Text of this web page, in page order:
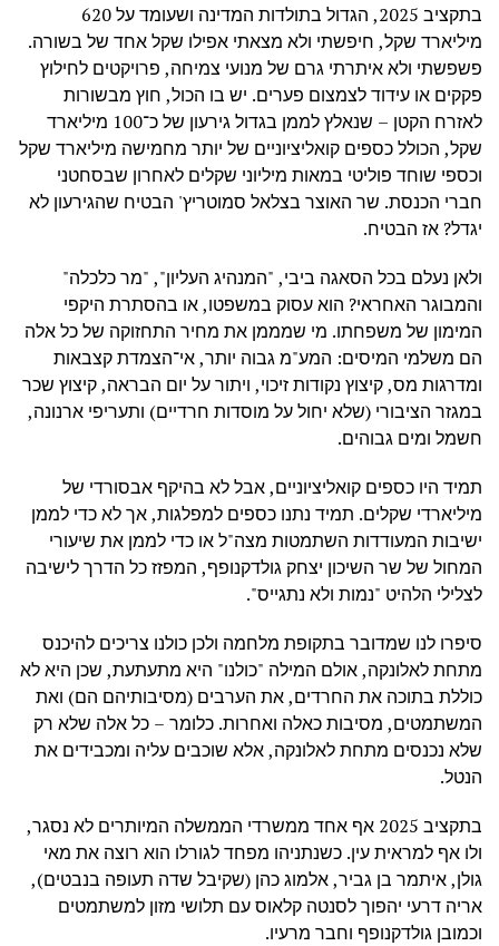
בתקציב 2025, הגדול בתולדות המדינה ושעומד על 620
מיליארד שקל, חיפשתי ולא מצאתי אפילו שקל אחד של בשורה.
פשפשתי ולא איתרתי גרם של מנועי צמיחה, פרויקטים לחילוץ
פקקים או עידוד לצמצום פערים. יש בו הכול, חוץ מבשורות
לאזרח הקטן – שנאלץ לממן בגדול גירעון של כ־100 מיליארד
שקל, הכולל כספים קואליציוניים של יותר מחמישה מיליארד שקל
וכספי שוחד פוליטי במאות מיליוני שקלים לאחרון שבסחטני
חברי הכנסת. שר האוצר בצלאל סמוטריץ' הבטיח שהגירעון לא
יגדל? אז הבטיח.
ולאן נעלם בכל הסאגה ביבי, "המנהיג העליון", "מר כלכלה"
והמבוגר האחראי? הוא עסוק במשפטו, או בהסתרת היקפי
המימון של משפחתו. מי שמממן את מחיר התחזוקה של כל אלה
הם משלמי המיסים: המע"מ גבוה יותר, אי־הצמדת קצבאות
ומדרגות מס, קיצוץ נקודות זיכוי, ויתור על יום הבראה, קיצוץ שכר
במגזר הציבורי (שלא יחול על מוסדות חרדיים) ותעריפי ארנונה,
חשמל ומים גבוהים.
תמיד היו כספים קואליציוניים, אבל לא בהיקף אבסורדי של
מיליארדי שקלים. תמיד נתנו כספים למפלגות, אך לא כדי לממן
ישיבות המעודדות השתמטות מצה"ל או כדי לממן את שיעורי
המחול של שר השיכון יצחק גולדקנופף, המפזז כל הדרך לישיבה
לצלילי הלהיט "נמות ולא נתגייס".
סיפרו לנו שמדובר בתקופת מלחמה ולכן כולנו צריכים להיכנס
מתחת לאלונקה, אולם המילה "כולנו" היא מתעתעת, שכן היא לא
כוללת בתוכה את החרדים, את הערבים (מסיבותיהם הם) ואת
המשתמטים, מסיבות כאלה ואחרות. כלומר – כל אלה שלא רק
שלא נכנסים מתחת לאלונקה, אלא שוכבים עליה ומכבידים את
הנטל.
בתקציב 2025 אף אחד ממשרדי הממשלה המיותרים לא נסגר,
ולו אף למראית עין. כשנתניהו מפחד לגורלו הוא רוצה את מאי
גולן, איתמר בן גביר, אלמוג כהן (שקיבל שדה תעופה בנבטים),
אריה דרעי יהפוך לסנטה קלאוס עם תלושי מזון למשתמטים
וכמובן גולדקנופף וחבר מרעיו.